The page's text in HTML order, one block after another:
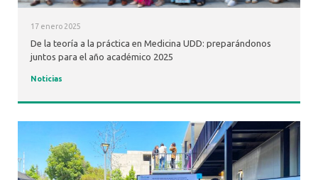
17 enero 2025
De la teoría a la práctica en Medicina UDD: preparándonos
juntos para el año académico 2025
Noticias